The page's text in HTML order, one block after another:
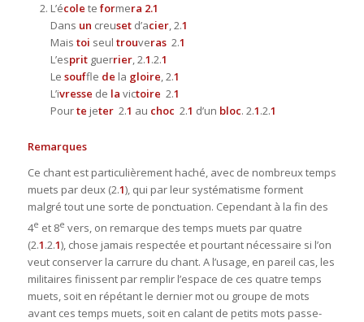
L’école te formera 2.1
Dans un creuset d’acier, 2.1
Mais toi seul trouveras2.1
L’esprit guerrier, 2.1.2.1
Le souffle de la gloire, 2.1
L’ivresse de la victoire 2.1
Pourte jeter2.1 au choc 2.1 d’un bloc. 2.1.2.1
Remarques
Ce chant est particulièrement haché, avec de nombreux temps
muets par deux (2.1), qui par leur systématisme forment
malgré tout une sorte de ponctuation. Cependant à la fin des
4e et 8e vers, on remarque des temps muets par quatre
(2.1.2.1), chose jamais respectée et pourtant nécessaire si l’on
veut conserver la carrure du chant. A l’usage, en pareil cas, les
militaires finissent par remplir l’espace de ces quatre temps
muets, soit en répétant le dernier mot ou groupe de mots
avant ces temps muets, soit en calant de petits mots passe-